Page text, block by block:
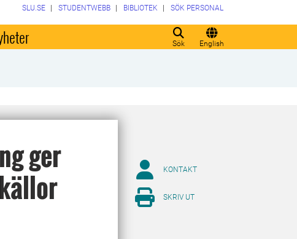
Sök English
SLU.SE STUDENTWEBB BIBLIOTEK SÖK PERSONAL
ger
KONTAKT
SKRIV UT